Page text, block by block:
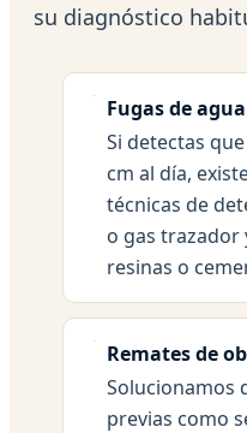
su diagnóstico
Fugas de
Si detectas
cm al día,
técnicas de
o gas
resinas o
Remates de
Solucionamos
previas como